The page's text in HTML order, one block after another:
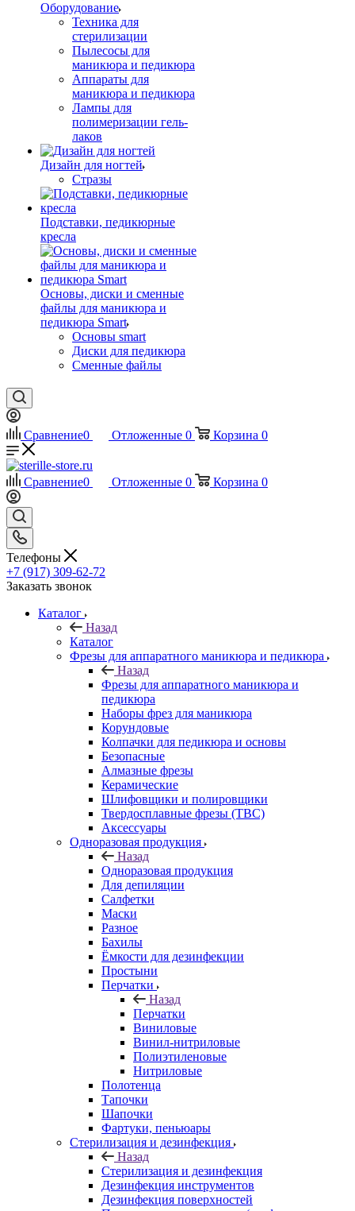
Оборудование
Техника для
стерилизации
Пылесосы для
маникюра и педикюра
Аппараты для
маникюра и педикюра
Лампы для
полимеризации гель-
лаков
Дизайн для ногтей
Стразы
Подставки, педикюрные
кресла
Основы, диски и сменные
файлы для маникюра и
педикюра Smart
Основы smart
Диски для педикюра
Сменные файлы
Сравнение0 Отложенные 0 Корзина 0
Сравнение0 Отложенные 0 Корзина 0
Телефоны
+7 (917) 309-62-72
Заказать звонок
Каталог
Назад
Каталог
Фрезы для аппаратного маникюра и педикюра
Назад
Фрезы для аппаратного маникюра и
педикюра
Наборы фрез для маникюра
Корундовые
Колпачки для педикюра и основы
Безопасные
Алмазные фрезы
Керамические
Шлифовщики и полировщики
Твердосплавные фрезы (ТВС)
Аксессуары
Одноразовая продукция
Назад
Одноразовая продукция
Для депиляции
Салфетки
Маски
Разное
Бахилы
Ёмкости для дезинфекции
Простыни
Перчатки
Назад
Перчатки
Виниловые
Винил-нитриловые
Полиэтиленовые
Нитриловые
Полотенца
Тапочки
Шапочки
Фартуки, пеньюары
Стерилизация и дезинфекция
Назад
Стерилизация и дезинфекция
Дезинфекция инструментов
Дезинфекция поверхностей